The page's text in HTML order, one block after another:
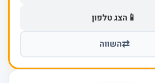
📱 הצג טלפון
⇄השווה